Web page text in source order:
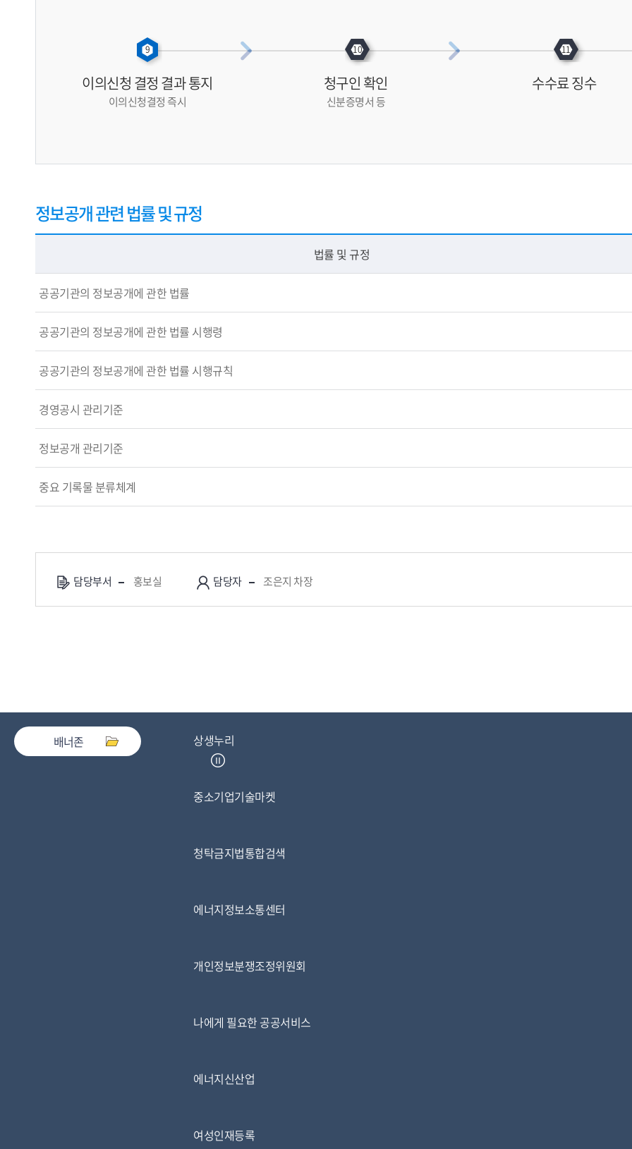
이의신청 결정 결과 통지
이의신청결정 즉시
청구인 확인
신분증명서 등
수수료 징수
정보공개 관련 법률 및 규정
법률 및 규정
공공기관의 정보공개에 관한 법률
공공기관의 정보공개에 관한 법률 시행령
공공기관의 정보공개에 관한 법률 시행규칙
경영공시 관리기준
정보공개 관리기준
중요 기록물 분류체계
담당부서 홍보실 담당자 조은지 차장
배너존 상생누리
중소기업기술마켓
청탁금지법통합검색
에너지정보소통센터
개인정보분쟁조정위원회
나에게 필요한 공공서비스
에너지신산업
여성인재등록